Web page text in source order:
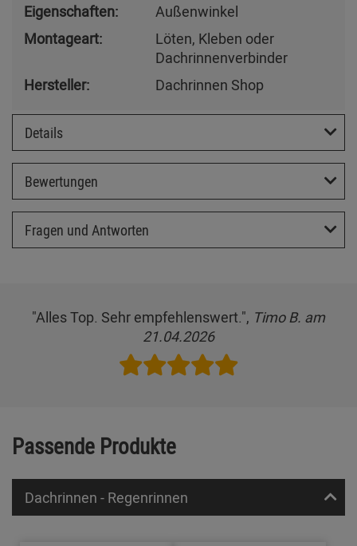
Eigenschaften:
Außenwinkel
Montageart:
Löten, Kleben oder
Dachrinnenverbinder
Hersteller:
Dachrinnen Shop
Details
Bewertungen
Fragen und Antworten
"Alles Top. Sehr empfehlenswert.", Timo B. am
21.04.2026
Passende Produkte
Dachrinnen - Regenrinnen